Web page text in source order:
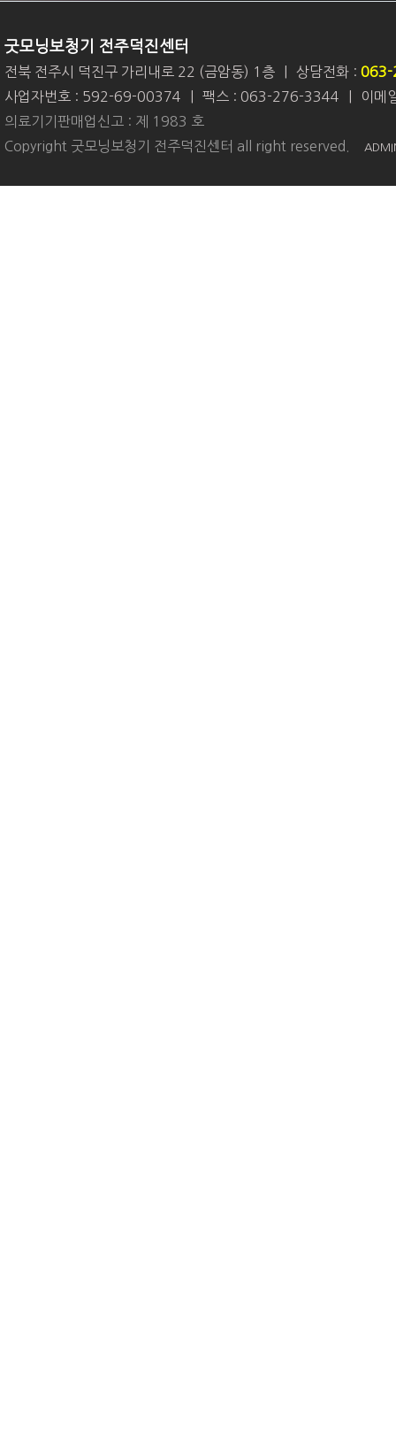
굿모닝보청기 전주덕진센터
전북 전주시 덕진구 가리내로 22 (금암동) 1층 상담전화 : 063-
사업자번호 : 592-69-00374
팩스 : 063-276-3344
이메
의료기기판매업신고 : 제 1983 호
Copyright 굿모닝보청기 전주덕진센터 all right reserved.